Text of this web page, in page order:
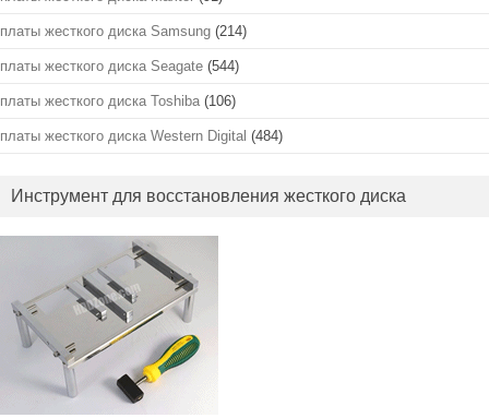
платы жесткого диска Samsung (214)
платы жесткого диска Seagate (544)
платы жесткого диска Toshiba (106)
платы жесткого диска Western Digital (484)
Инструмент для восстановления жесткого диска